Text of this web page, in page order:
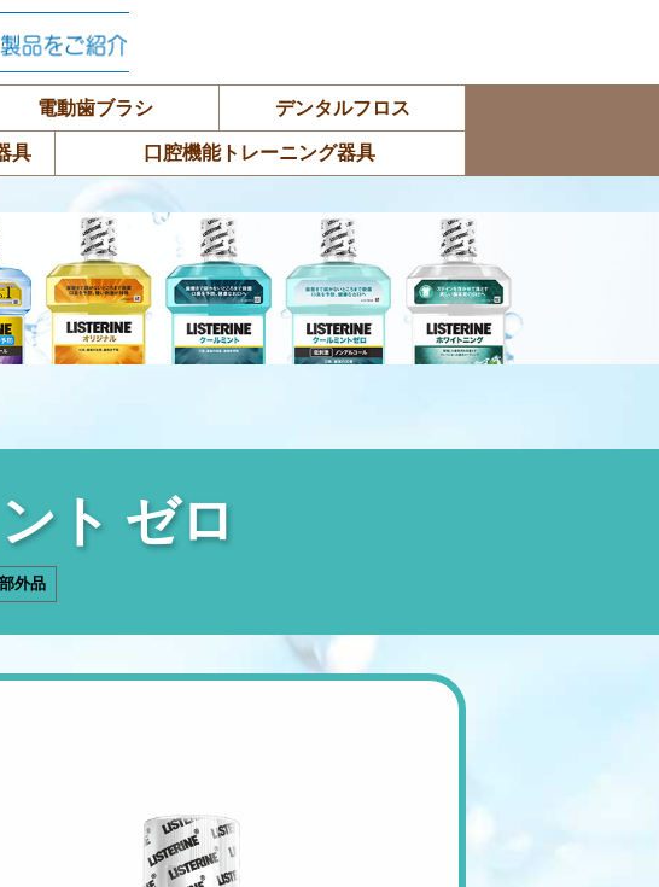
電動歯ブラシ
デンタルフロス
具 口腔機能トレーニング器具
ト ゼロ
外品